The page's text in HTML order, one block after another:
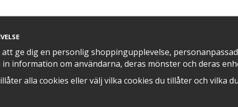
ge dig en personlig shoppingupplevelse,
information om användarna, deras mönster och deras
alla cookies eller välj vilka cookies du tillåter och vilka